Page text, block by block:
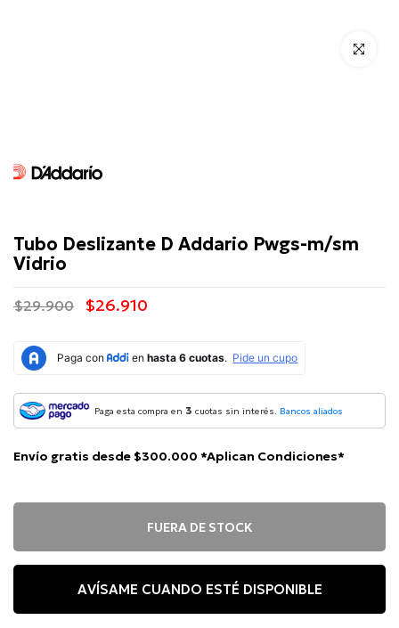
Click para
Tubo Deslizante D Addario Pwgs-m/sm
Vidrio
$29.900 $26.910
Paga esta compra en 3 cuotas sin interés. Bancos aliados
Envío gratis desde $300.000 *Aplican Condiciones*
FUERA DE STOCK
AVÍSAME CUANDO ESTÉ DISPONIBLE